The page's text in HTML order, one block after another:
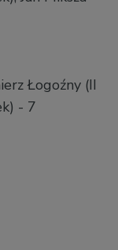
Łogoźny (II
- 7